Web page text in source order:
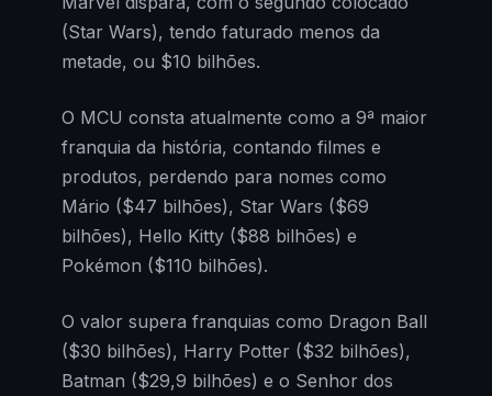
(Star Wars), tendo faturado menos da
metade, ou $10 bilhões.
O MCU consta atualmente como a 9ª maior
franquia da história, contando filmes e
produtos, perdendo para nomes como
Mário ($47 bilhões), Star Wars ($69
bilhões), Hello Kitty ($88 bilhões) e
Pokémon ($110 bilhões).
O valor supera franquias como Dragon Ball
($30 bilhões), Harry Potter ($32 bilhões),
Batman ($29,9 bilhões) e o Senhor dos